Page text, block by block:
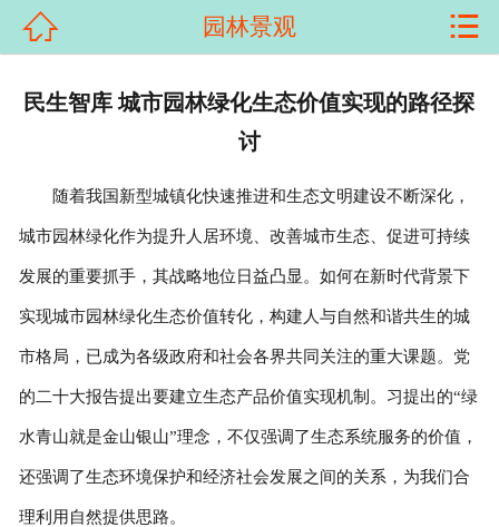
新闻资讯
科普知识
荣誉资质
在线留言
联系我们
 园林景观 
民生智库 城市园林绿化生态价值实现的路径探
讨
随着我国新型城镇化快速推进和生态文明建设不断深化，
城市园林绿化作为提升人居环境、改善城市生态、促进可持续
发展的重要抓手，其战略地位日益凸显。如何在新时代背景下
实现城市园林绿化生态价值转化，构建人与自然和谐共生的城
市格局，已成为各级政府和社会各界共同关注的重大课题。党
的二十大报告提出要建立生态产品价值实现机制。习提出的“绿
水青山就是金山银山”理念，不仅强调了生态系统服务的价值，
还强调了生态环境保护和经济社会发展之间的关系，为我们合
理利用自然提供思路。